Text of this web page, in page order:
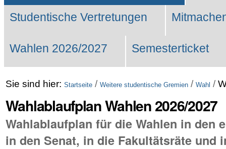
Studentische Vertretungen
Wahlen 2026/2027 Semesterticket
Sie sind hier: Startseite / Weitere studentische Gremien / Wahl /
Wahlablaufplan Wahlen 2026/2027
Wahlablaufplan für die Wahlen in den
in den Senat, in die Fakultätsräte und